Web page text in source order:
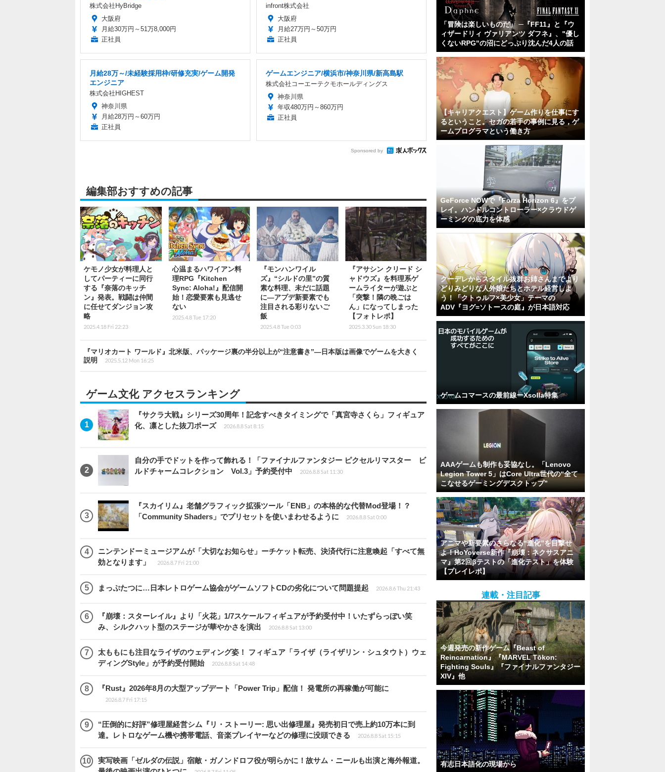
株式会社HyBridge
大阪府
月給30万円～51万8,000円
正社員
infront株式会社
大阪府
月給27万円～50万円
正社員
月給28万～/未経験採用枠/研修充実/ゲーム開発
エンジニア
株式会社HIGHEST
神奈川県
月給28万円～60万円
正社員
ゲームエンジニア/横浜市/神奈川県/新高島駅
株式会社コーエーテクモホールディングス
神奈川県
年収480万円～860万円
正社員
Sponsored by
編集部おすすめの記事
ケモノ少女が料理人と
してパーティーに同行
する『奈落のキッチ
ン』発表。戦闘は仲間
に任せてダンジョン攻
略
2025.4.18 Fri 22:23
心温まるハワイアン料
理RPG『Kitchen
Sync: Aloha!』配信開
始！恋愛要素も見逃せ
ない
2025.4.8 Tue 17:20
『モンハンワイル
ズ』“シルドの里”の質
素な料理、未だに話題
に―アプデ新要素でも
注目される彩りないご
飯
2025.4.8 Tue 0:03
『アサシン クリード シ
ャドウズ』を料理系ゲ
ームライターが遊ぶと
「突撃！隣の晩ごは
ん」になってしまった
【フォトレポ】
2025.3.30 Sun 18:30
『マリオカート ワールド』北米版、パッケージ裏の半分以上が“注意書き”―日本版は画像でゲームを大きく
説明
2025.5.12 Mon 16:25
ゲーム文化 アクセスランキング
『サクラ大戦』シリーズ30周年！記念すべきタイミングで「真宮寺さくら」フィギュア
化、凛とした抜刀ポーズ
2026.8.8 Sat 8:15
自分の手でドットを作って飾れる！「ファイナルファンタジー ピクセルリマスター ビ
ルドチャームコレクション Vol.3」予約受付中
2026.8.8 Sat 11:30
『スカイリム』老舗グラフィック拡張ツール「ENB」の本格的な代替Mod登場！？
「Community Shaders」でプリセットを使いまわせるように
2026.8.8 Sat 0:00
ニンテンドーミュージアムが「大切なお知らせ」ーチケット転売、決済代行に注意喚起「すべて無
効となります」
2026.8.7 Fri 21:00
まっぷたつに…日本レトロゲーム協会がゲームソフトCDの劣化について問題提起 2026.8.6 Thu 21:43
『崩壊：スターレイル』より「火花」1/7スケールフィギュアが予約受付中！いたずらっぽい笑
み、シルクハット型のステージが華やかさを演出
2026.8.8 Sat 13:00
太ももにも注目なライザのウェディング姿！ フィギュア「ライザ（ライザリン・シュタウト）ウェ
ディングStyle」が予約受付開始
2026.8.8 Sat 14:48
『Rust』2026年8月の大型アップデート「Power Trip」配信！ 発電所の再稼働が可能に
2026.8.7 Fri 17:15
“圧倒的に好評”修理屋経営シム『リ・ストーリー: 思い出修理屋』発売初日で売上約10万本に到
達。レトロなゲーム機や携帯電話、音楽プレイヤーなどの修理に没頭できる
2026.8.8 Sat 15:15
実写映画「ゼルダの伝説」宿敵・ガノンドロフ役が明らかに！故サム・ニールも出演と海外報道。
「冒険は楽しいものだ」 ─『FF11』と『ウ
ィザードリィ ヴァリアンツ ダフネ』、"優し
くないRPG"の沼にどっぷり沈んだ4人の話
【キャリアクエスト】ゲーム作りを仕事にす
るということ。セガの若手の事例に見る，ゲ
ームプログラマという働き方
GeForce NOWで『Forza Horizon 6』をプ
レイ。ハンドルコントローラー×クラウドゲ
ーミングの底力を体感
クーデレからスタイル抜群お姉さんまでより
どりみどりな人外娘たちとホテル経営しよ
う！「クトゥルフ×美少女」テーマの
ADV『ヨグ=ソトースの庭』が日本語対応
ゲームコマースの最前線ーXsolla特集
AAAゲームも制作も妥協なし。「Lenovo
Legion Tower 5」はCore Ultra世代の“全て
こなせるゲーミングデスクトップ”
アニマや新要素のさらなる“進化”を目撃せ
よ！HoYoverse新作『崩壊：ネクサスアニ
マ』第2回βテストの「進化テスト」を体験
【プレイレポ】
連載・注目記事
今週発売の新作ゲーム『Beast of
Reincarnation』『MARVEL Tōkon:
Fighting Souls』『ファイナルファンタジー
XIV』他
有志日本語化の現場から